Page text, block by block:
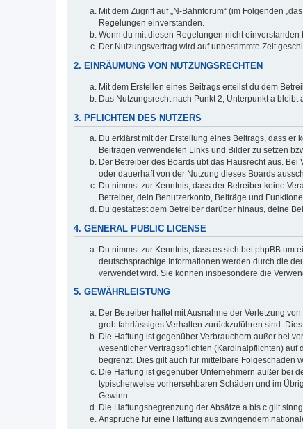
Mit dem Zugriff auf „N-Bahnforum“ (im Folgenden
Regelungen einverstanden.
Wenn du mit diesen Regelungen nicht
Der Nutzungsvertrag wird auf unbestimmte Zeit
2. EINRÄUMUNG VON NUTZUNGSRECHTEN
Mit dem Erstellen eines Beitrags erteilst du dem
Das Nutzungsrecht nach Punkt 2, Unterpunkt a
3. PFLICHTEN DES NUTZERS
Du erklärst mit der Erstellung eines Beitrags, dass
Beiträgen verwendeten Links und Bilder zu setzen
Der Betreiber des Boards übt das Hausrecht aus.
oder dauerhaft von der Nutzung dieses Boards
Du nimmst zur Kenntnis, dass der Betreiber keine
Betreiber, dein Benutzerkonto, Beiträge und
Du gestattest dem Betreiber darüber hinaus, deine
4. GENERAL PUBLIC LICENSE
Du nimmst zur Kenntnis, dass es sich bei phpBB um
deutschsprachige Informationen werden durch die
verwendet wird. Sie können insbesondere die
5. GEWÄHRLEISTUNG
Der Betreiber haftet mit Ausnahme der Verletzung
grob fahrlässiges Verhalten zurückzuführen sind.
Die Haftung ist gegenüber Verbrauchern außer bei
wesentlicher Vertragspflichten (Kardinalpflichten)
begrenzt. Dies gilt auch für mittelbare Folgeschäden
Die Haftung ist gegenüber Unternehmern außer bei
typischerweise vorhersehbaren Schäden und im
Gewinn.
Die Haftungsbegrenzung der Absätze a bis c gilt
Ansprüche für eine Haftung aus zwingendem